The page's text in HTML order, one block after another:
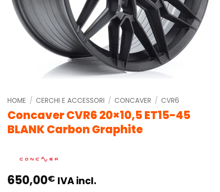
HOME / CERCHI E ACCESSORI / CONCAVER / CVR6
Concaver CVR6 20×10,5 ET15-45
BLANK Carbon Graphite
650,00€ IVA incl.